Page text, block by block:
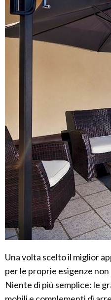
Una volta scelto il miglior
per le proprie esigenze
Niente di più semplice: le